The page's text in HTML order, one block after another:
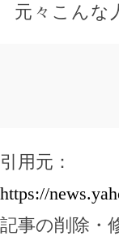
元々こんな
引用元：
https://
記事の削除・